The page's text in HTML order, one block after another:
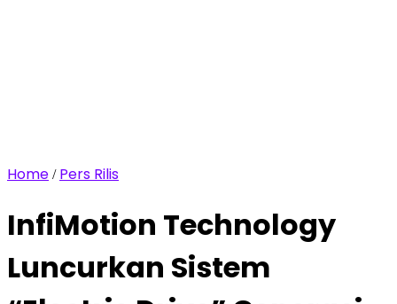
Home / Pers Rilis
InfiMotion Technology
Luncurkan Sistem